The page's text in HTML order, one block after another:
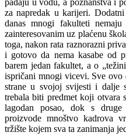
za napredak u karijeri.
danas mnogi fakulteti
zainteresovanim uz plaćenu
toga, nakon rata raznorazni
i gotovo da nema kasabe od
barem jedan fakultet, a o
ispričani mnogi vicevi. Sve
strane u svojoj svijesti i dalje
trebala biti predmet koji otvara
lagodan posao, dok s
proizvode mnoštvo kadrova
tržište kojem sva ta zanimanja